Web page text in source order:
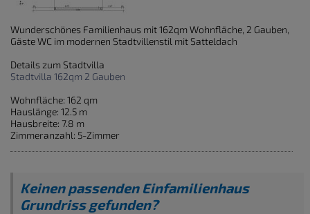
Wunderschönes Familienhaus mit 162qm Wohnfläche, 2 Gauben,
Gäste WC im modernen Stadtvillenstil mit Satteldach
Details zum Stadtvilla
Stadtvilla 162qm 2 Gauben
Wohnfläche: 162 qm
Hauslänge: 12.5 m
Hausbreite: 7.8 m
Zimmeranzahl: 5-Zimmer
Keinen passenden Einfamilienhaus
Grundriss gefunden?